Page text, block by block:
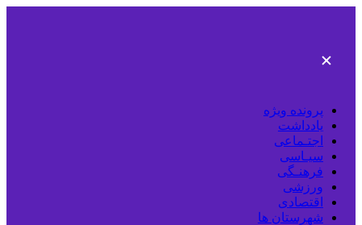
اصلی
پرونده ویژه
یادداشت
اجتـماعی
سیـاسی
فرهنـگی
ورزشی
اقتصادی
شهرستان ها